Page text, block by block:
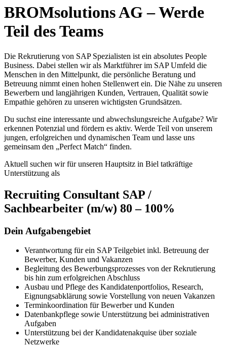
BROMsolutions AG – Werde
Teil des Teams
Die Rekrutierung von SAP Spezialisten ist ein absolutes People
Business. Dabei stellen wir als Marktführer im SAP Umfeld die
Menschen in den Mittelpunkt, die persönliche Beratung und
Betreuung nimmt einen hohen Stellenwert ein. Die Nähe zu unseren
Bewerbern und langjährigen Kunden, Vertrauen, Qualität sowie
Empathie gehören zu unseren wichtigsten Grundsätzen.
Du suchst eine interessante und abwechslungsreiche Aufgabe? Wir
erkennen Potenzial und fördern es aktiv. Werde Teil von unserem
jungen, erfolgreichen und dynamischen Team und lasse uns
gemeinsam den „Perfect Match“ finden.
Aktuell suchen wir für unseren Hauptsitz in Biel tatkräftige
Unterstützung als
Recruiting Consultant SAP /
Sachbearbeiter (m/w) 80 – 100%
Dein Aufgabengebiet
Verantwortung für ein SAP Teilgebiet inkl. Betreuung der
Bewerber, Kunden und Vakanzen
Begleitung des Bewerbungsprozesses von der Rekrutierung
bis hin zum erfolgreichen Abschluss
Ausbau und Pflege des Kandidatenportfolios, Research,
Eignungsabklärung sowie Vorstellung von neuen Vakanzen
Terminkoordination für Bewerber und Kunden
Datenbankpflege sowie Unterstützung bei administrativen
Aufgaben
Unterstützung bei der Kandidatenakquise über soziale
Netzwerke